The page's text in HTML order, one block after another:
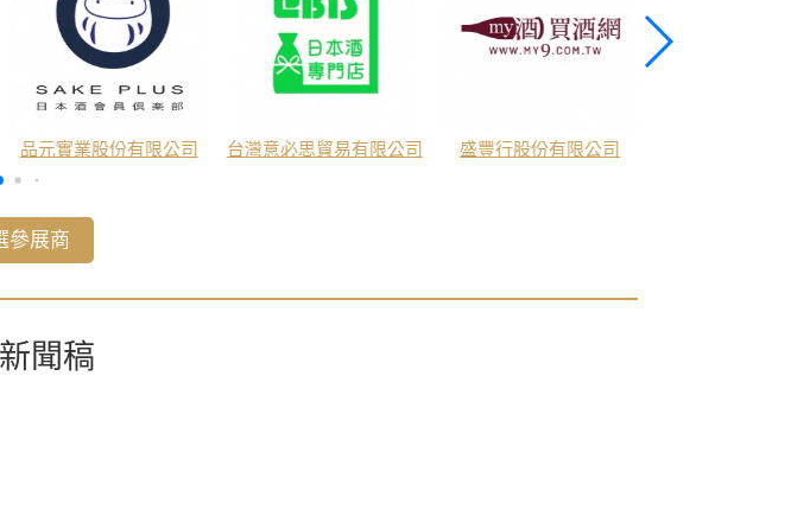
品元實業股份有限公司 台灣意必思貿易有限公司 盛豐行股份有限公司
參展商
聞稿